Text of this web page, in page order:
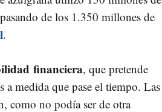
de los 1.350 millones de
.
financiera, que pretende
a medida que pase el tiempo. Las
como no podía ser de otra